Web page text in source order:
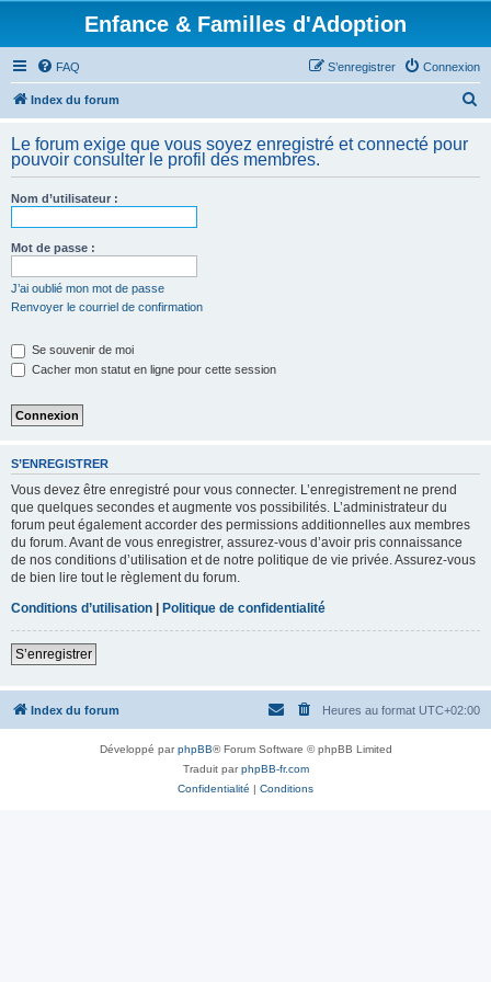
Enfance & Familles d'Adoption
FAQ Connexion
S’enregistrer
Index du forum
h
Le forum exige que vous soyez enregistré et connecté pour
pouvoir consulter le profil des membres.
Nom d’utilisateur :
Mot de passe :
J’ai oublié mon mot de passe
Renvoyer le courriel de confirmation
Se souvenir de moi
Cacher mon statut en ligne pour cette session
S’ENREGISTRER
Vous devez être enregistré pour vous connecter. L’enregistrement ne prend
que quelques secondes et augmente vos possibilités. L’administrateur du
forum peut également accorder des permissions additionnelles aux membres
du forum. Avant de vous enregistrer, assurez-vous d’avoir pris connaissance
de nos conditions d’utilisation et de notre politique de vie privée. Assurez-vous
de bien lire tout le règlement du forum.
Conditions d’utilisation | Politique de confidentialité
S’enregistrer
Index du forum Heures au format UTC+02:00
Développé parphpBB® Forum Software © phpBB Limited
Traduit parphpBB-fr.com
Confidentialité | Conditions